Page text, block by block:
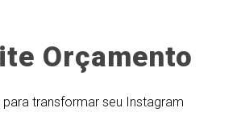
Orçamento
para transformar seu Instagram